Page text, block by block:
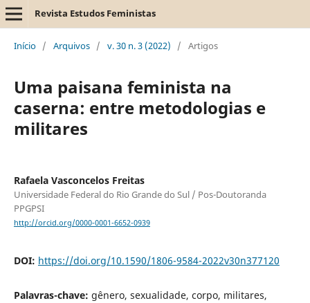
Revista Estudos Feministas
Início / Arquivos / v. 30 n. 3 (2022) / Artigos
Uma paisana feminista na
caserna: entre metodologias e
militares
Rafaela Vasconcelos Freitas
Universidade Federal do Rio Grande do Sul / Pos-Doutoranda
PPGPSI
http://orcid.org/0000-0001-6652-0939
DOI: https://doi.org/10.1590/1806-9584-2022v30n377120
Palavras-chave: gênero, sexualidade, corpo, militares,